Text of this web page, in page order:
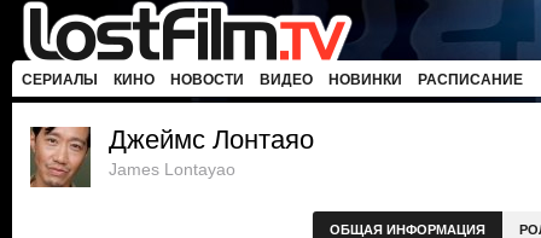
СЕРИАЛЫ КИНО НОВОСТИ ВИДЕО НОВИНКИ РАСПИСАНИЕ
Джеймс Лонтаяо
James Lontayao
ОБЩАЯ ИНФОРМАЦИЯ